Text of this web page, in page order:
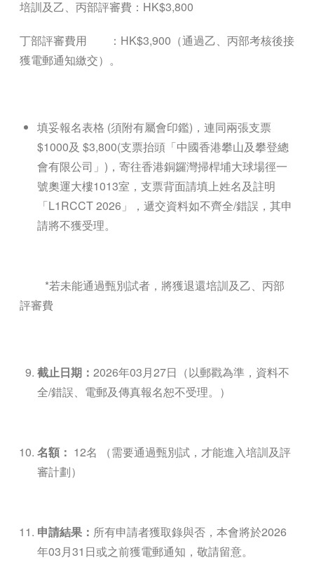
培訓及乙、丙部評審費：HK$3,800
丁部評審費用
：HK$3,900（通過乙、丙部考核後接
獲電郵通知繳交）。
填妥報名表格 (須附有屬會印鑑)，連同兩張支票
$1000及 $3,800(支票抬頭「中國香港攀山及攀登總
會有限公司」)，寄往香港銅鑼灣掃桿埔大球場徑一
號奧運大樓1013室，支票背面請填上姓名及註明
「L1RCCT 2026」，遞交資料如不齊全/錯誤，其申
請將不獲受理。
*若未能通過甄別試者，將獲退還培訓及乙、丙部
評審費
截止日期： 2026年03月27日（以郵戳為準，資料不
全/錯誤、電郵及傳真報名恕不受理。）
名額： 12名 （需要通過甄別試，才能進入培訓及評
審計劃）
申請結果： 所有申請者獲取錄與否，本會將於2026
年03月31日或之前獲電郵通知，敬請留意。